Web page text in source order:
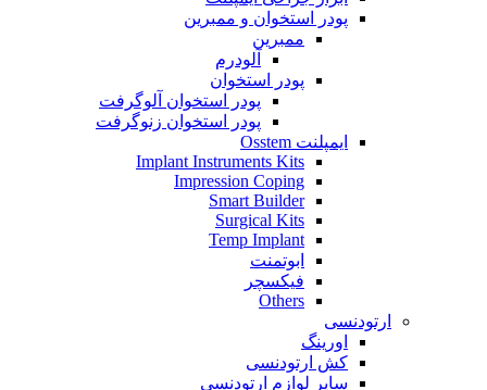
پودر استخوان و ممبرین
ممبرین
آلودرم
پودر استخوان
پودر استخوان آلوگرفت
پودر استخوان زنوگرفت
ایمپلنت Osstem
Implant Instruments Kits
Impression Coping
Smart Builder
Surgical Kits
Temp Implant
ابوتمنت
فیکسچر
Others
ارتودنسی
اورینگ
کش ارتودنسی
سایر لوازم ارتودنسی